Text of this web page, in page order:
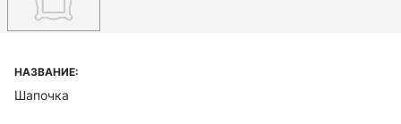
НАЗВАНИЕ:
Шапочка